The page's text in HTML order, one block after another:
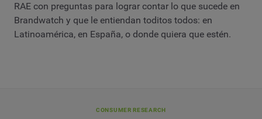
RAE con preguntas para lograr contar lo que sucede en
Brandwatch y que le entiendan toditos todos: en
Latinoamérica, en España, o donde quiera que estén.
CONSUMER RESEARCH